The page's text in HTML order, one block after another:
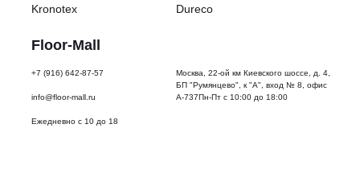
Floor-Mall
+7 (916) 642-87-57
info@floor-mall.ru
Ежедневно с 10 до 18
Москва, 22-ой км Киевского шоссе, д. 4,
БП "Румянцево", к "А", вход № 8, офис
А-737Пн-Пт с 10:00 до 18:00
Kronotex
Dureco